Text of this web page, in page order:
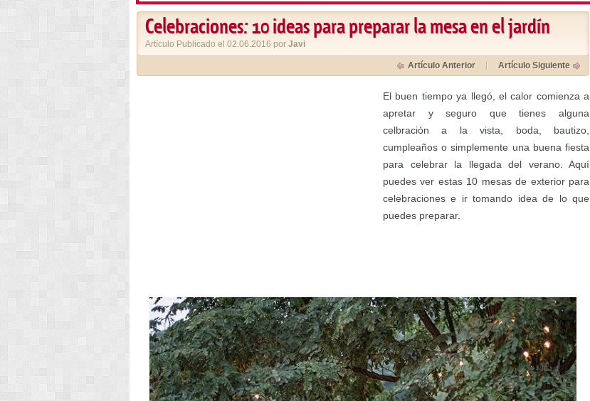
Celebraciones: 10 ideas para preparar la mesa en el jardín
Artículo Publicado el 02.06.2016 por Javi
Artículo Anterior Artículo Siguiente
El buen tiempo ya llegó, el calor comienza a
apretar y seguro que tienes alguna
celbración a la vista, boda, bautizo,
cumpleaños o simplemente una buena fiesta
para celebrar la llegada del verano. Aquí
puedes ver estas 10 mesas de exterior para
celebraciones e ir tomando idea de lo que
puedes preparar.